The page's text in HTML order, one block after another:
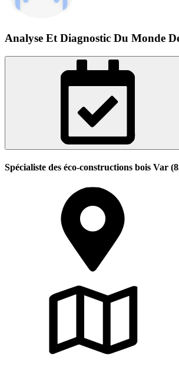
Analyse Et Diagnostic Du Monde
Spécialiste des éco-constructions bois Var